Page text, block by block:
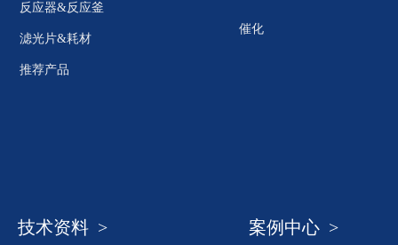
反应器&反应釜
滤光片&耗材
推荐产品
催化
技术资料 > 案例中心 >